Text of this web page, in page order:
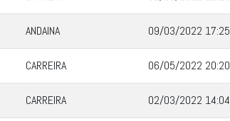
ANDAINA 09/03/2022 17:25
CARREIRA 06/05/2022 20:20
CARREIRA 02/03/2022 14:04